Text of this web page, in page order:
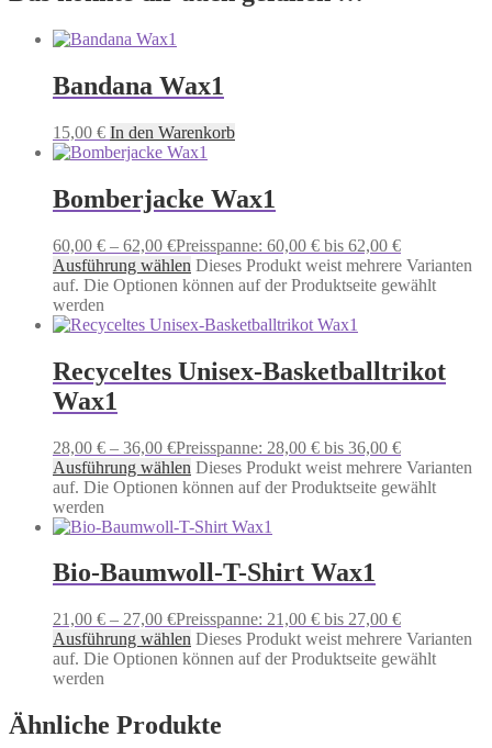
Bandana Wax1
15,00 € In den Warenkorb
Bomberjacke Wax1
60,00 € – 62,00 €Preisspanne: 60,00 € bis 62,00 €
Ausführung wählen Dieses Produkt weist mehrere Varianten
auf. Die Optionen können auf der Produktseite gewählt
werden
Recyceltes Unisex-Basketballtrikot
Wax1
28,00 € – 36,00 €Preisspanne: 28,00 € bis 36,00 €
Ausführung wählen Dieses Produkt weist mehrere Varianten
auf. Die Optionen können auf der Produktseite gewählt
werden
Bio-Baumwoll-T-Shirt Wax1
21,00 € – 27,00 €Preisspanne: 21,00 € bis 27,00 €
Ausführung wählen Dieses Produkt weist mehrere Varianten
auf. Die Optionen können auf der Produktseite gewählt
werden
Ähnliche Produkte